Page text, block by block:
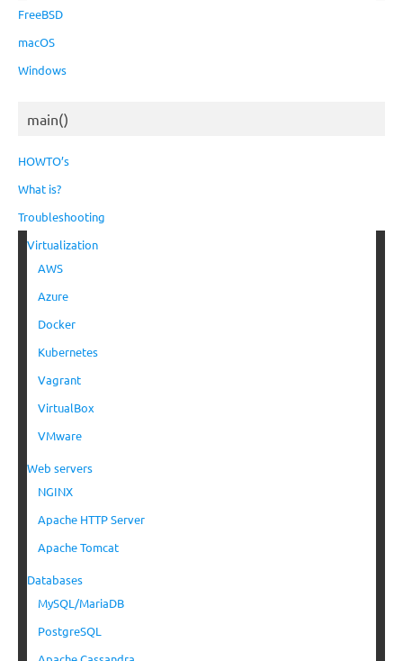
FreeBSD
macOS
Windows
main()
HOWTO’s
What is?
Troubleshooting
Virtualization
AWS
Azure
Docker
Kubernetes
Vagrant
VirtualBox
VMware
Web servers
NGINX
Apache HTTP Server
Apache Tomcat
Databases
MySQL/MariaDB
PostgreSQL